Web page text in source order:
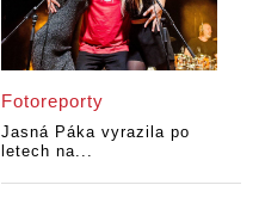
Fotoreporty
Jasná Páka vyrazila po
letech na...